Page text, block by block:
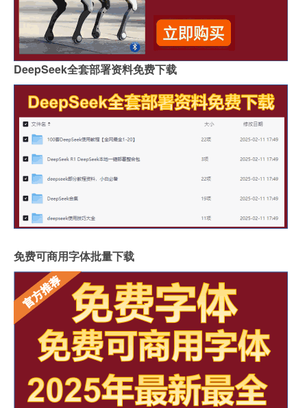
DeepSeek全套部署资料免费下载
免费可商用字体批量下载